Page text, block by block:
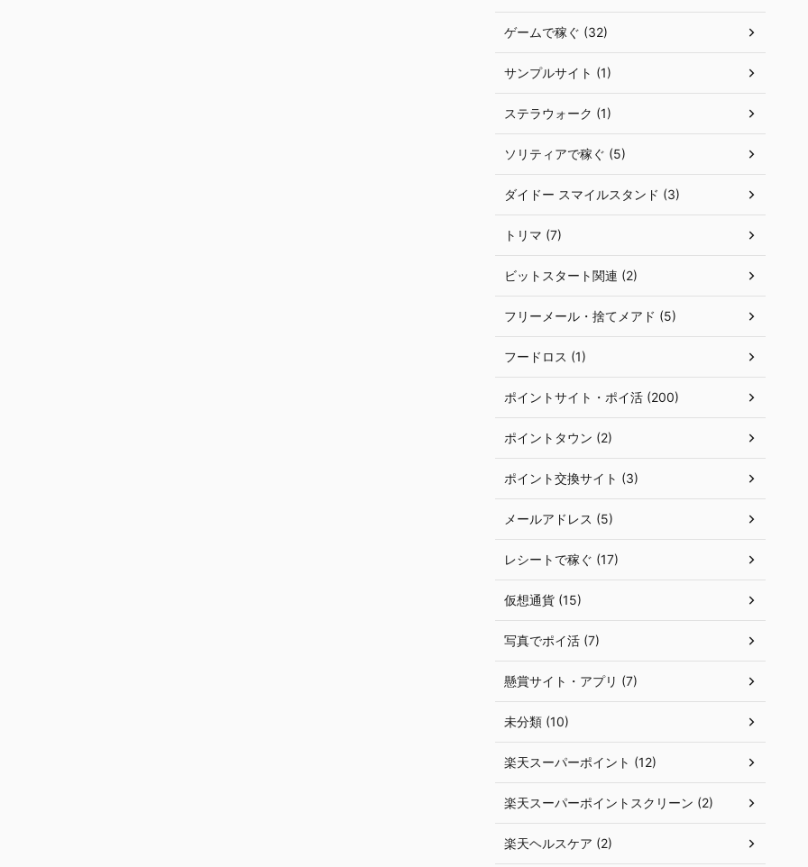
ゲームで稼ぐ (32)
サンプルサイト (1)
ステラウォーク (1)
ソリティアで稼ぐ (5)
ダイドー スマイルスタンド (3)
トリマ (7)
ビットスタート関連 (2)
フリーメール・捨てメアド (5)
フードロス (1)
ポイントサイト・ポイ活 (200)
ポイントタウン (2)
ポイント交換サイト (3)
メールアドレス (5)
レシートで稼ぐ (17)
仮想通貨 (15)
写真でポイ活 (7)
懸賞サイト・アプリ (7)
未分類 (10)
楽天スーパーポイント (12)
楽天スーパーポイントスクリーン (2)
楽天ヘルスケア (2)